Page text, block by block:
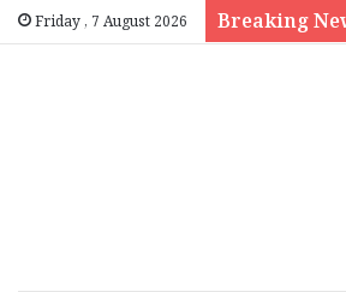
Friday , 7 August 2026 Breaking